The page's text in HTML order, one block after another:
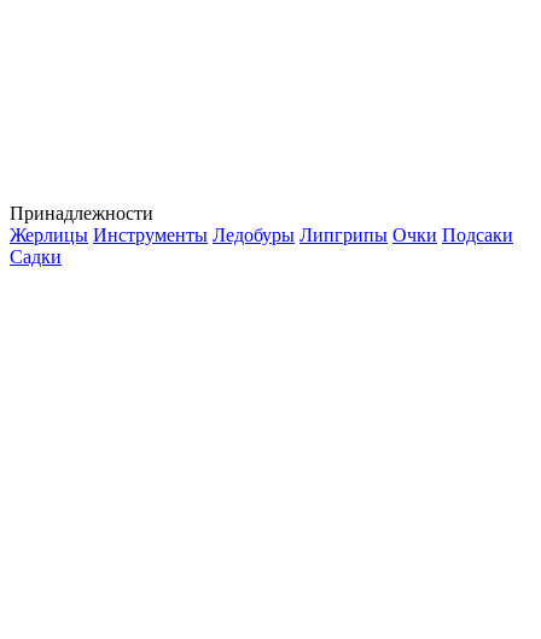
Принадлежности
Жерлицы Инструменты Ледобуры Липгрипы Очки Подсаки
Садки